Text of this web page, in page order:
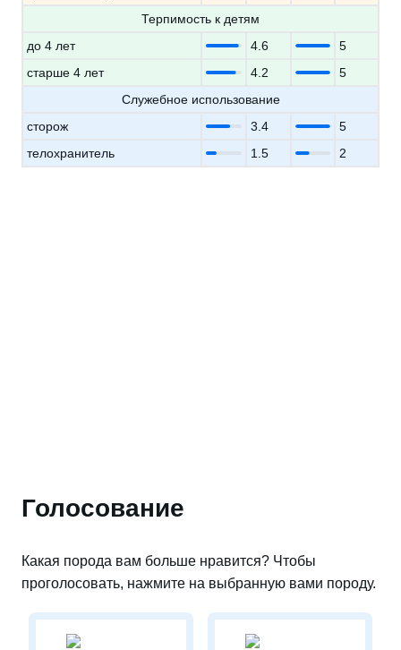
Терпимость к детям
до 4 лет
4.6
5
старше 4 лет
4.2
5
Служебное использование
сторож
3.4
5
телохранитель
1.5 2
Голосование
Какая порода вам больше нравится? Чтобы
проголосовать, нажмите на выбранную вами породу.